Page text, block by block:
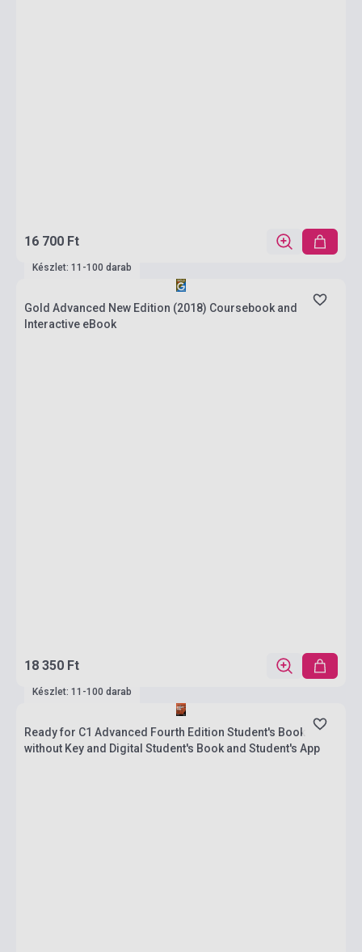
16 700 Ft
Készlet: 11-100 darab
Gold Advanced New Edition (2018) Coursebook and
Interactive eBook
18 350 Ft
Készlet: 11-100 darab
Ready for C1 Advanced Fourth Edition Student's Book
without Key and Digital Student's Book and Student's App